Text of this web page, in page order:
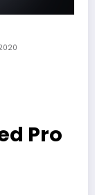
Pro